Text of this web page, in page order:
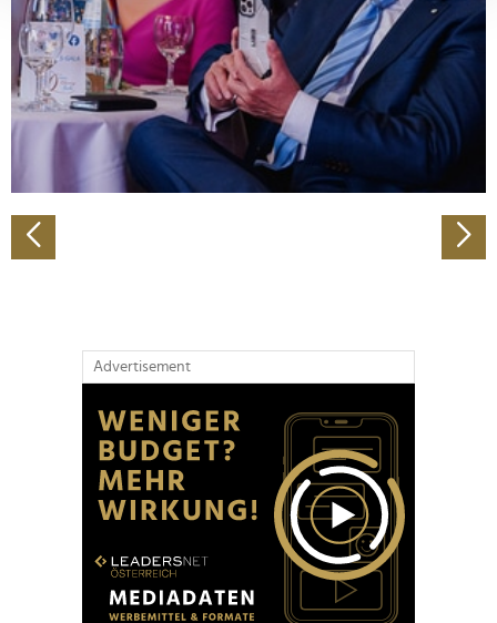
verarbeitet werden, und legen Sie Ihre Präferenzen im
Abschnitt Einzelheiten fest.
Wir verwenden Cookies, um Inhalte und Anzeigen zu
personalisieren, Funktionen für soziale Medien anbieten
zu können und die Zugriffe auf unsere Website zu
analysieren. Außerdem geben wir Informationen zu Ihrer
Verwendung unserer Website an unsere Partner für
soziale Medien, Werbung und Analysen weiter. Unsere
Partner führen diese Informationen möglicherweise mit
Advertisement